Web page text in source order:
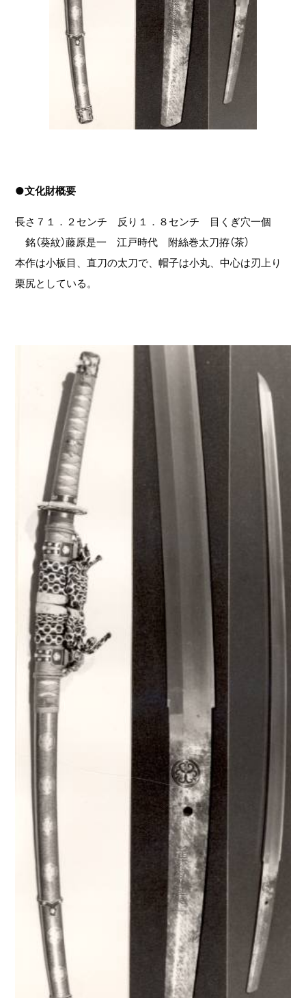
●文化財概要
長さ７１．２センチ 反り１．８センチ 目くぎ穴一個
銘（葵紋）藤原是一 江戸時代 附絲巻太刀拵（茶）
本作は小板目、直刀の太刀で、帽子は小丸、中心は刃上り
栗尻としている。